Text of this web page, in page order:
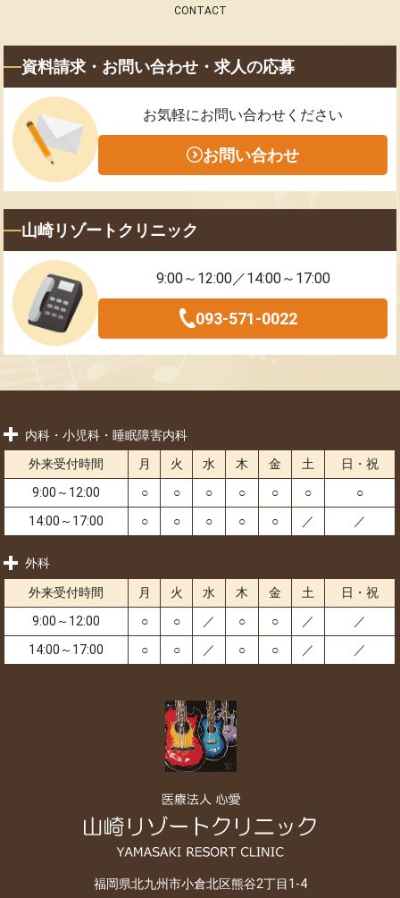
CONTACT
資料請求・お問い合わせ・求人の応募
お気軽にお問い合わせください
お問い合わせ
山崎リゾートクリニック
9:00～12:00／14:00～17:00
093-571-0022
内科・小児科・睡眠障害内科
外来受付時間 月 火 水 木 金 土
日・祝
9:00～12:00
○ ○ ○ ○ ○ ○
○
14:00～17:00
○ ○ ○ ○ ○ ／ ／
外科
外来受付時間 月 火 水 木 金 土
日・祝
9:00～12:00
○ ○ ／ ○ ○ ／
／
14:00～17:00
○ ○ ／ ○ ○ ／ ／
福岡県北九州市小倉北区熊谷2丁目1-4